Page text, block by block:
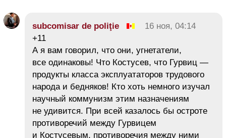
subcomisar de poliţie
16 ноя, 04:14
+11
А я вам говорил, что они, угнетатели,
все одинаковы! Что Костусев, что Гурвиц —
продукты класса эксплуататоров трудового
народа и бедняков! Кто хоть немного изучал
научный коммунизм этим назначениям
не удивится. При всей казалось бы остроте
противоречий между Гурвицем
и Костусевым, противоречия между ними